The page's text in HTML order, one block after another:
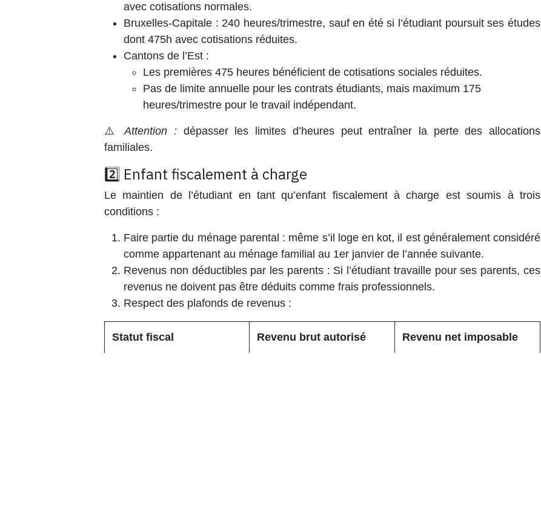
avec cotisations normales.
Bruxelles-Capitale : 240 heures/trimestre, sauf en été si l’étudiant poursuit ses études
dont 475h avec cotisations réduites.
Cantons de l’Est :
Les premières 475 heures bénéficient de cotisations sociales réduites.
Pas de limite annuelle pour les contrats étudiants, mais maximum 175
heures/trimestre pour le travail indépendant.
⚠️Attention : dépasser les limites d’heures peut entraîner la perte des allocations
familiales.
2️⃣ Enfant fiscalement à charge
Le maintien de l’étudiant en tant qu’enfant fiscalement à charge est soumis à trois
conditions :
Faire partie du ménage parental : même s’il loge en kot, il est généralement considéré
comme appartenant au ménage familial au 1er janvier de l’année suivante.
Revenus non déductibles par les parents: Si l’étudiant travaille pour ses parents, ces
revenus ne doivent pas être déduits comme frais professionnels.
Respect des plafonds de revenus :
Statut fiscal Revenu brut autorisé Revenu net imposable